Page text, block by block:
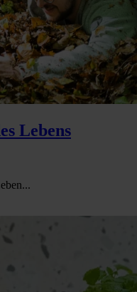
Lebens